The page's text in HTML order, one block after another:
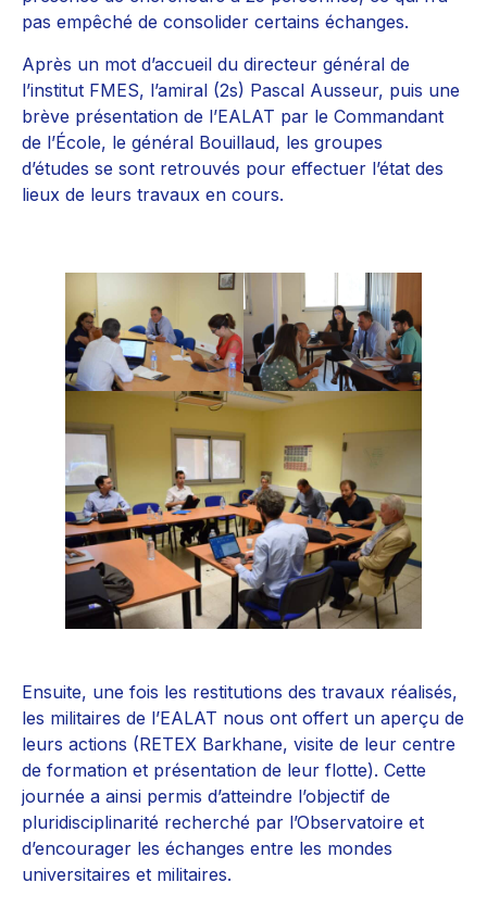
pas empêché de consolider certains échanges.
Après un mot d’accueil du directeur général de
l’institut FMES, l’amiral (2s) Pascal Ausseur, puis une
brève présentation de l’EALAT par le Commandant
de l’École, le général Bouillaud, les groupes
d’études se sont retrouvés pour effectuer l’état des
lieux de leurs travaux en cours.
Ensuite, une fois les restitutions des travaux réalisés,
les militaires de l’EALAT nous ont offert un aperçu de
leurs actions (RETEX Barkhane, visite de leur centre
de formation et présentation de leur flotte). Cette
journée a ainsi permis d’atteindre l’objectif de
pluridisciplinarité recherché par l’Observatoire et
d’encourager les échanges entre les mondes
universitaires et militaires.